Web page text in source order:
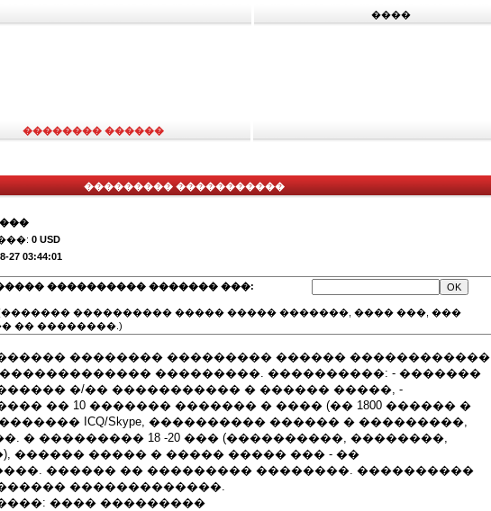
����
�������� ������
��������� �����������
0 USD
27 03:44:01
���������� ������� ���:
���������� ����� ����� �������, ���� ���, ���
�� ��������.)
�������� ��������� ������ ������������
���������. ����������: - �������
�/�� ����������� � ������ �����, -
�� 10 ������� ������� � ���� (�� 1800 ������ �
ICQ/Skype, ���������� ������ � ���������,
� ��������� 18 -20 ��� (����������, ��������,
������ ����� � ����� ����� ��� - ��
������ �� ��������� ��������. ����������
�������������.
���� ���������